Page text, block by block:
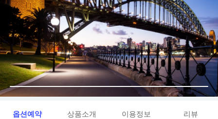
옵션예약 상품소개 이용정보 리뷰